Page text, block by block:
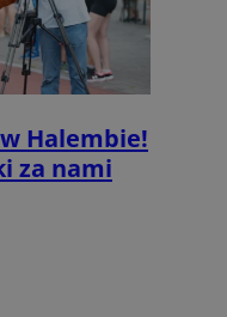
Halembie!
za nami